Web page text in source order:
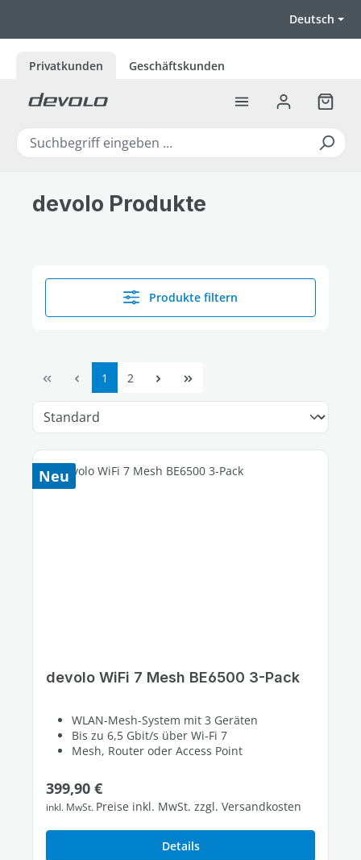
Deutsch
Privatkunden Geschäftskunden
devolo Produkte
Produkte filtern
Seite
1 Seite
2
Neu
devolo WiFi 7 Mesh BE6500 3-Pack
WLAN-Mesh-System mit 3 Geräten
Bis zu 6,5 Gbit/s über Wi-Fi 7
Mesh, Router oder Access Point
Regulärer Preis:
399,90 €
inkl. MwSt. Preise inkl. MwSt. zzgl. Versandkosten
Details